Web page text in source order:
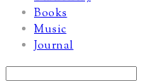
Books
Music
Journal